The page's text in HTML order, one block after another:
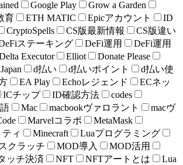
Google Play
Grow a Garden
育 ETH MATIC Epicアカウント
ID
CryptoSpells CS版最新情報
CS版違い
ステーキング DeFi運用
DeFi運用
Executor Elliot
Donate Please
d払い d払いポイント
d払い使
EA Play Echoレジェンド
ECネッ
ICチップ ID確認方法
codes
Mac macbookヴァロラント
macヴ
Marvelコラボ
MetaMask
ィ
Minecraft
Luaプログラミング
クラッチ MOD導入
MOD活用
ッチ決済 NFT NFTアートとは
Lua